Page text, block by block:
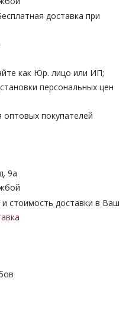
доставка при
как Юр. лицо или ИП;
персональных цен
покупателей
9а
стоимость доставки в Ваш